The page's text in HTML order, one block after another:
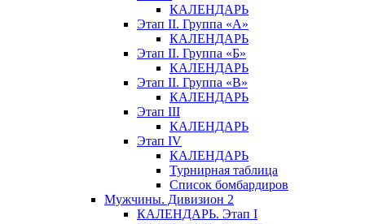
КАЛЕНДАРЬ
Этап II. Группа «А»
КАЛЕНДАРЬ
Этап II. Группа «Б»
КАЛЕНДАРЬ
Этап II. Группа «В»
КАЛЕНДАРЬ
Этап III
КАЛЕНДАРЬ
Этап IV
КАЛЕНДАРЬ
Турнирная таблица
Список бомбардиров
Мужчины. Дивизион 2
КАЛЕНДАРЬ. Этап I